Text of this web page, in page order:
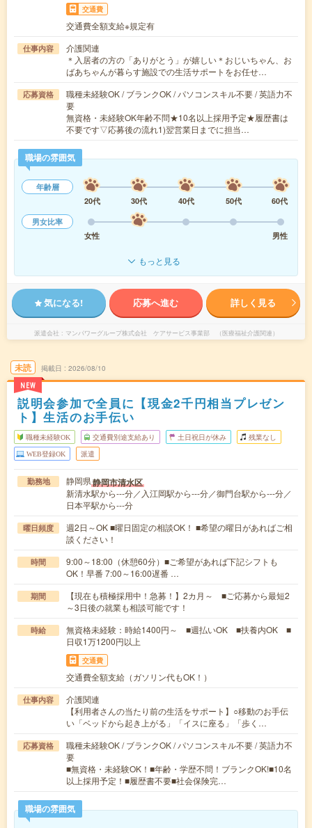
交通費
交通費全額支給※規定有
仕事内容
介護関連
＊入居者の方の「ありがとう」が嬉しい＊おじいちゃん、お
ばあちゃんが暮らす施設での生活サポートをお任せ…
応募資格
職種未経験OK / ブランクOK / パソコンスキル不要 / 英語力不
要
無資格・未経験OK年齢不問★10名以上採用予定★履歴書は
不要です▽応募後の流れ1)翌営業日までに担当…
職場の雰囲気
年齢層
20代
30代 40代 50代
60代
男女比率
女性
男性
もっと見る
気になる! 応募へ進む 詳しく見る
派遣会社 マンパワーグループ株式会社 ケアサービス事業部 （医療福祉介護関連）
未読
NEW
掲載日 2026/08/10
説明会参加で全員に【現金2千円相当プレゼン
ト】生活のお手伝い
職種未経験OK 交通費別途支給あり 土日祝日が休み 残業なし
WEB登録OK 派遣
勤務地 静岡県静岡市清水区
新清水駅から---分／入江岡駅から---分／御門台駅から---分／
日本平駅から---分
曜日頻度
週2日～OK ■曜日固定の相談OK！ ■希望の曜日があればご相
談ください！
時間
9:00～18:00（休憩60分）■ご希望があれば下記シフトも
OK！早番 7:00～16:00遅番 …
期間
【現在も積極採用中！急募！】2カ月～ ■ご応募から最短2
～3日後の就業も相談可能です！
時給
無資格未経験：時給1400円～ ■週払いOK ■扶養内OK ■
日収1万1200円以上
交通費
交通費全額支給（ガソリン代もOK！）
仕事内容
介護関連
【利用者さんの当たり前の生活をサポート】○移動のお手伝
い「ベッドから起き上がる」「イスに座る」「歩く…
応募資格
職種未経験OK / ブランクOK / パソコンスキル不要 / 英語力不
要
■無資格・未経験OK！■年齢・学歴不問！ブランクOK!■10名
以上採用予定！■履歴書不要■社会保険完…
職場の雰囲気